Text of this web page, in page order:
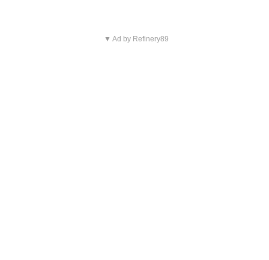
▼ Ad by Refinery89